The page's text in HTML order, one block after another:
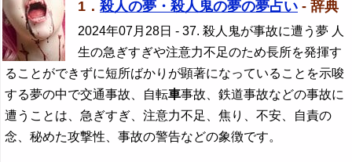
1． 殺人の夢・殺人鬼の夢の夢占い - 辞典
2024年07月28日 - 37. 殺人鬼が事故に遭う夢 人
生の急ぎすぎや注意力不足のため長所を発揮す
ることができずに短所ばかりが顕著になっていることを示唆
する夢の中で交通事故、自転車事故、鉄道事故などの事故に
遭うことは、急ぎすぎ、注意力不足、焦り、不安、自責の
念、秘めた攻撃性、事故の警告などの象徴です。